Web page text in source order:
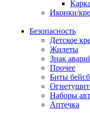
Иконки/
Безопасность
Детское
Жилеты
Знак
Прочее
Биты
Наборы
Аптечка